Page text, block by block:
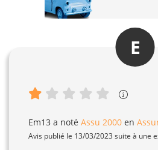
E
Em13 a noté Assu 2000 en
Avis publié le 13/03/2023 suite à une